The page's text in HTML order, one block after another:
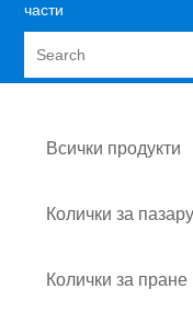
части
Всички продукти
Колички за
Колички за пране